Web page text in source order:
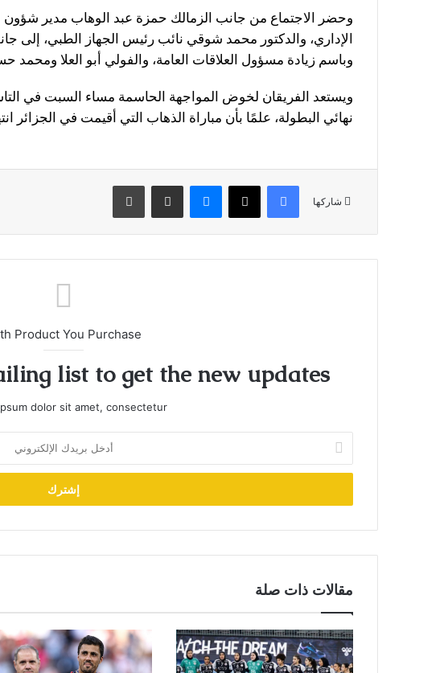
وحضر الاجتماع من جانب الزمالك حمزة عبد الوهاب مدير شؤون
الإداري، والدكتور محمد شوقي نائب رئيس الجهاز الطبي، إلى
وباسم زيادة مسؤول العلاقات العامة، والفولي أبو العلا
ويستعد الفريقان لخوض المواجهة الحاسمة مساء السبت في
نهائي البطولة، علمًا بأن مباراة الذهاب التي أقيمت في الجزائر
شاركها
فيسبوك X ماسنجر مشاركة عبر البريد طباعة
Product You Purchase
list to get the new updates!
dolor sit amet, consectetur.
بريدك
الإلكتروني
مقالات ذات صلة